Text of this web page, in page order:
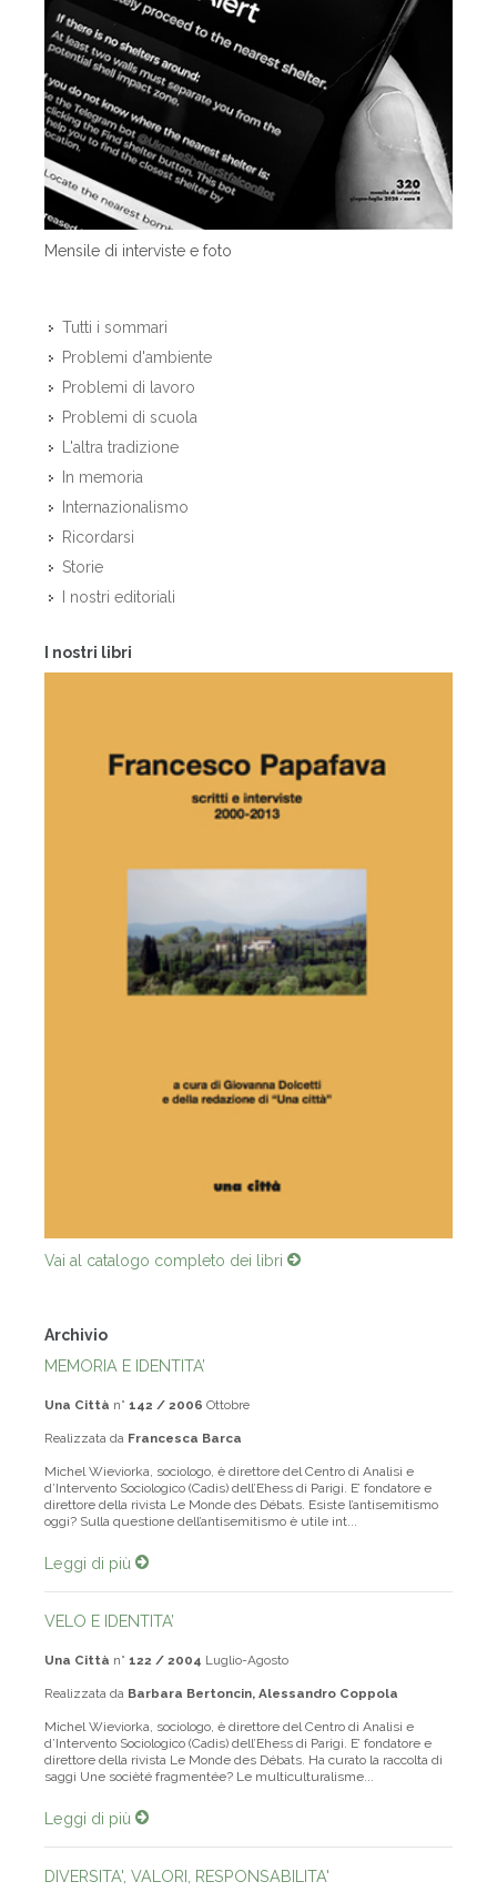
Mensile di interviste e foto
Tutti i sommari
Problemi d'ambiente
Problemi di lavoro
Problemi di scuola
L'altra tradizione
In memoria
Internazionalismo
Ricordarsi
Storie
I nostri editoriali
I nostri libri
Vai al catalogo completo dei libri
Archivio
MEMORIA E IDENTITA’
Una Città n° 142 / 2006 Ottobre
Realizzata da Francesca Barca
Michel Wieviorka, sociologo, è direttore del Centro di Analisi e
d’Intervento Sociologico (Cadis) dell’Ehess di Parigi. E’ fondatore e
direttore della rivista Le Monde des Débats. Esiste l’antisemitismo
oggi? Sulla questione dell’antisemitismo è utile int...
Leggi di più
VELO E IDENTITA’
Una Città n° 122 / 2004 Luglio-Agosto
Realizzata da Barbara Bertoncin, Alessandro Coppola
Michel Wieviorka, sociologo, è direttore del Centro di Analisi e
d’Intervento Sociologico (Cadis) dell’Ehess di Parigi. E’ fondatore e
direttore della rivista Le Monde des Débats. Ha curato la raccolta di
saggi Une socièté fragmentée? Le multiculturalisme...
Leggi di più
DIVERSITA', VALORI, RESPONSABILITA'